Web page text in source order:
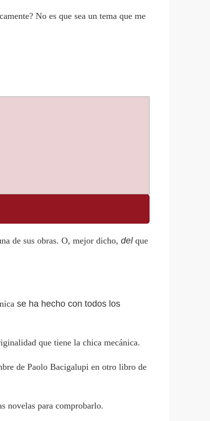
No es que sea un tema que me
de sus obras. O, mejor dicho,delque
se ha hecho con todos los
que tiene la chica mecánica.
de Paolo Bacigalupi en otro libro de
novelas para comprobarlo.